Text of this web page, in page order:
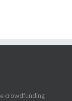
crowdfunding